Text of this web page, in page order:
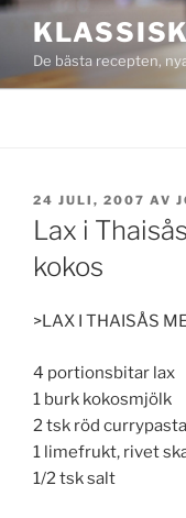
Hoppa
innehållDe bästa recepten,
PUBLICERAT
24 JULI, 2007 AV
Lax i
kokos
>LAX I THAISÅS
4 portionsbitar lax
1 burk kokosmjölk
2 tsk röd currypasta
1 limefrukt, rivet
1/2 tsk salt